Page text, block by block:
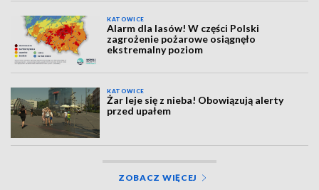
KATOWICE
Alarm dla lasów! W części Polski
zagrożenie pożarowe osiągnęło
ekstremalny poziom
KATOWICE
Żar leje się z nieba! Obowiązują alerty
przed upałem
ZOBACZ WIĘCEJ